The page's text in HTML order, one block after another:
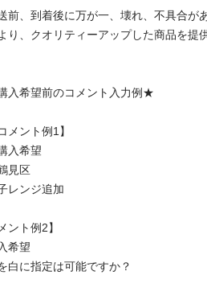
前、到着後に万が一、壊れ、不具合が
り、クオリティーアップした商品を提
入希望前のコメント入力例★
メント例1】
入希望
見区
レンジ追加
ント例2】
希望
白に指定は可能ですか？